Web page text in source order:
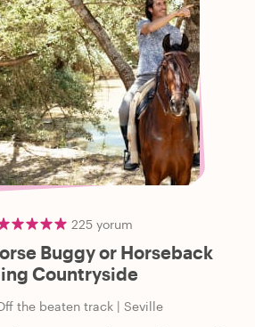
225 yorum
Buggy or Horseback
Countryside
the beaten track| Seville